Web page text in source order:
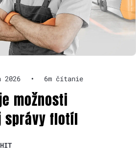
2026 • 6m čítanie
možnosti
správy flotíl